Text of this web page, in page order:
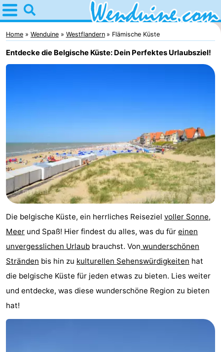
Home
Wenduine
Tipps
-
Residentie
Green
-
Seaside
Campingplätze
-
Blankenberger
-
Parcs
Zimmer
Home Wenduine Westflandern Flämische Küste
Entdecke die Belgische Küste: Dein Perfektes Urlaubsziel!
Die belgische Küste, ein herrliches Reiseziel voller Sonne,
Meer und Spaß! Hier findest du alles, was du für einen
unvergesslichen Urlaub brauchst. Von wunderschönen
Stränden bis hin zu kulturellen Sehenswürdigkeiten hat
die belgische Küste für jeden etwas zu bieten. Lies weiter
und entdecke, was diese wunderschöne Region zu bieten
hat!